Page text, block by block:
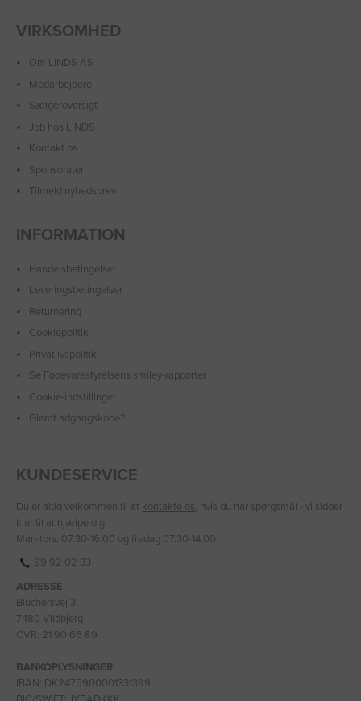
VIRKSOMHED
Om LINDS AS
Medarbejdere
Sælgeroversigt
Job hos LINDS
Kontakt os
Sponsorater
Tilmeld nyhedsbrev
INFORMATION
Handelsbetingelser
Leveringsbetingelser
Returnering
Cookiepolitik
Privatlivspolitik
Se Fødevarestyrelsens smiley-rapporter
Cookie-indstillinger
Glemt adgangskode?
KUNDESERVICE
Du er altid velkommen til at kontakte os, hvis du har spørgsmål - vi sidder
klar til at hjælpe dig.
Man-tors: 07.30-16.00 og fredag 07.30-14.00.
99 92 02 33
ADRESSE
Blüchersvej 3
7480 Vildbjerg
CVR: 21 90 66 89
BANKOPLYSNINGER
IBAN: DK2475900001331399